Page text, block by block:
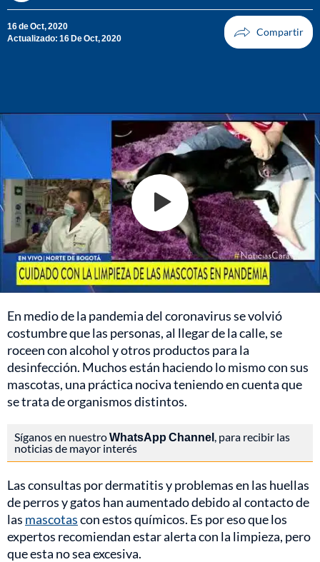
16 de Oct, 2020
Actualizado: 16 De Oct, 2020
En medio de la pandemia del coronavirus se volvió
costumbre que las personas, al llegar de la calle, se
roceen con alcohol y otros productos para la
desinfección. Muchos están haciendo lo mismo con sus
mascotas, una práctica nociva teniendo en cuenta que
se trata de organismos distintos.
Síganos en nuestroWhatsApp Channel , para recibir las
noticias de mayor interés
Las consultas por dermatitis y problemas en las huellas
de perros y gatos han aumentado debido al contacto de
las mascotascon estos químicos. Es por eso que los
expertos recomiendan estar alerta con la limpieza, pero
que esta no sea excesiva.